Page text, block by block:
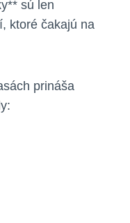
sú len
‌ktoré čakajú na
⁣prináša‌